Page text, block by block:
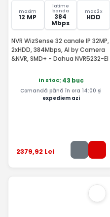
maxim
12 MP
latime
banda
384
Mbps
max 2 x
HDD
NVR WizSense 32 canale IP 32MP,
2xHDD, 384Mbps, AI by Camera
&NVR, SMD+ - Dahua NVR5232-EI
In stoc: 43 buc
Comandă până în ora 14:00 și
expediem azi
2379,92 Lei